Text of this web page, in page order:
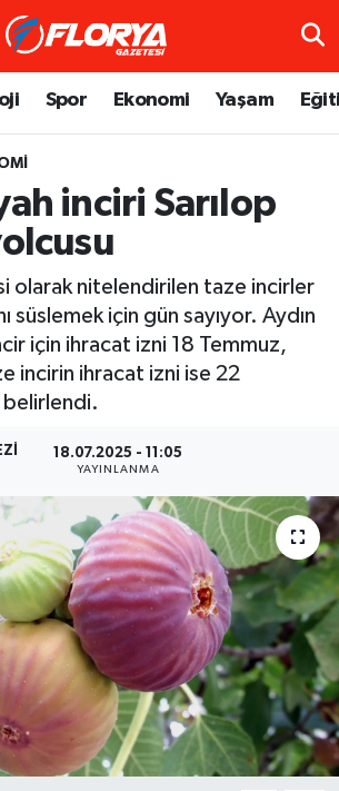
Spor Ekonomi Yaşam
inciri Sarılop
olarak nitelendirilen taze incirler
süslemek için gün sayıyor. Aydın
için ihracat izni 18 Temmuz,
incirin ihracat izni ise 22
belirlendi.
18.07.2025 - 11:05
YAYINLANMA
Durumu ve Fikstür
Haberleri